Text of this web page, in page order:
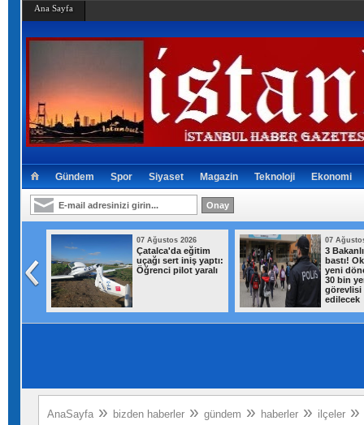
Ana Sayfa
Gündem Spor Siyaset Magazin Teknoloji Ekonomi
1 kilo
07 Ağustos 2026
Çatalca'da eğitim
uçağı sert iniş yaptı:
Öğrenci pilot yaralı
07
3
bastı!
yeni
30 bin
görevlisi
edilecek
AnaSayfa » bizden haberler » gündem » haberler » ilçeler »